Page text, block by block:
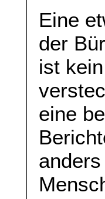
Eine
der
ist
eine